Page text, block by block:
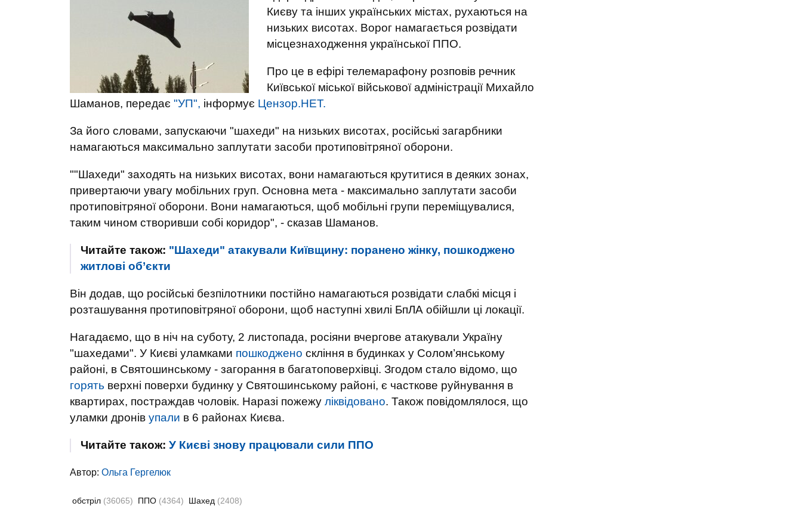
Києву та інших українських містах, рухаються на
низьких висотах. Ворог намагається розвідати
місцезнаходження української ППО.
Про це в ефірі телемарафону розповів речник
Київської міської військової адміністрації Михайло
Шаманов, передає "УП", інформує Цензор.НЕТ.
За його словами, запускаючи "шахеди" на низьких висотах, російські загарбники
намагаються максимально заплутати засоби протиповітряної оборони.
""Шахеди" заходять на низьких висотах, вони намагаються крутитися в деяких зонах,
привертаючи увагу мобільних груп. Основна мета - максимально заплутати засоби
протиповітряної оборони. Вони намагаються, щоб мобільні групи переміщувалися,
таким чином створивши собі коридор", - сказав Шаманов.
Читайте також: "Шахеди" атакували Київщину: поранено жінку, пошкоджено
житлові об’єкти
Він додав, що російські безпілотники постійно намагаються розвідати слабкі місця і
розташування протиповітряної оборони, щоб наступні хвилі БпЛА обійшли ці локації.
Нагадаємо, що в ніч на суботу, 2 листопада, росіяни вчергове атакували Україну
"шахедами". У Києві уламками пошкоджено скління в будинках у Солом’янському
районі, в Святошинському - загорання в багатоповерхівці. Згодом стало відомо, що
горять верхні поверхи будинку у Святошинському районі, є часткове руйнування в
квартирах, постраждав чоловік. Наразі пожежу ліквідовано. Також повідомлялося, що
уламки дронів упали в 6 районах Києва.
Читайте також: У Києві знову працювали сили ППО
Автор: Ольга Гергелюк
обстріл (36065) ППО (4364) Шахед (2408)